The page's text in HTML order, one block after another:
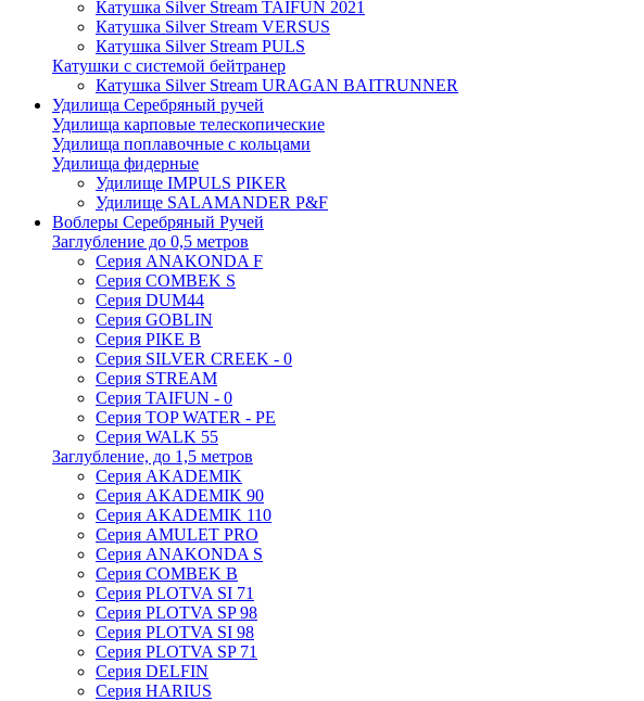
Катушка Silver Stream TAIFUN 2021
Катушка Silver Stream VERSUS
Катушка Silver Stream PULS
Катушки с системой бейтранер
Катушка Silver Stream URAGAN BAITRUNNER
Удилища Серебряный ручей
Удилища карповые телескопические
Удилища поплавочные с кольцами
Удилища фидерные
Удилище IMPULS PIKER
Удилище SALAMANDER P&F
Воблеры Серебряный Ручей
Заглубление до 0,5 метров
Серия ANAKONDA F
Серия COMBEK S
Серия DUM44
Серия GOBLIN
Серия PIKE B
Серия SILVER CREEK - 0
Серия STREAM
Серия TAIFUN - 0
Серия TOP WATER - PE
Серия WALK 55
Заглубление, до 1,5 метров
Серия AKADEMIK
Серия AKADEMIK 90
Серия AKADEMIK 110
Серия AMULET PRO
Серия ANAKONDA S
Серия COMBEK B
Серия PLOTVA SI 71
Серия PLOTVA SP 98
Серия PLOTVA SI 98
Серия PLOTVA SP 71
Серия DELFIN
Серия HARIUS